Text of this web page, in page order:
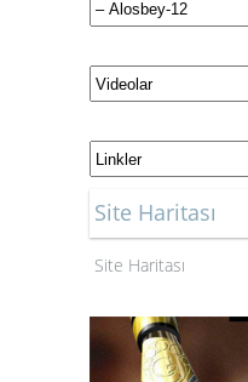
Site Haritası
Site Haritası